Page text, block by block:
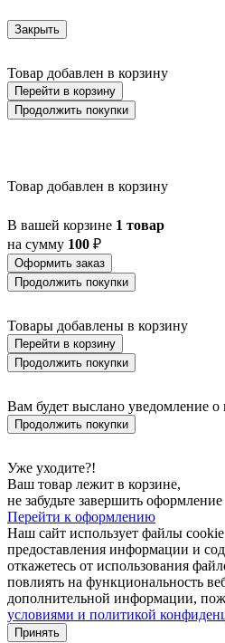
BALEZZE
BALIGIAN
BALLINA
BALMAHA
BALNARIO
BALOISH
BARI 1
BARNSTAPLE
BASALGO 1
BASILANO
BASILDON
BATABANO
BAZELY
BELCREDA
BELESAR
BELESER
BELLSHILL
BELSIANA 1
BERHALA
BERNABETA
BERNABETTA
BERREGAS
BETAMPONA
BETSIAKA
BETULIA
BEVATO
BIMEDA
BISCARI
BITACHITO
Закрыть
Товар добавлен в корзину
Перейти в корзину
Продолжить покупки
Товар добавлен в корзину
В вашей корзине 1 товар
на сумму 100 ₽
Оформить заказ
Продолжить покупки
Товары добавлены в корзину
Перейти в корзину
Продолжить покупки
Вам будет выслано уведомление о
Продолжить покупки
Уже уходите?!
Ваш товар лежит в корзине,
не забудьте завершить оформление
Перейти к оформлению
Наш сайт использует файлы
предоставления информации и
откажетесь от использования
повлиять на функциональность
дополнительной информации,
условиями и политикой
Принять